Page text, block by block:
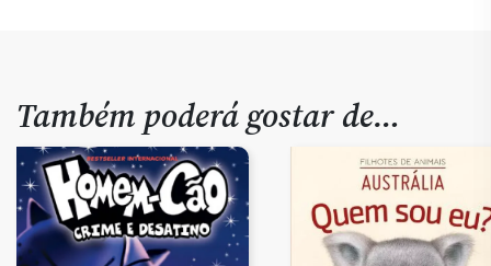
Também poderá gostar de…